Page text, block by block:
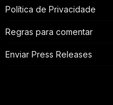
Política de Privacidade
Regras para comentar
Enviar Press Releases